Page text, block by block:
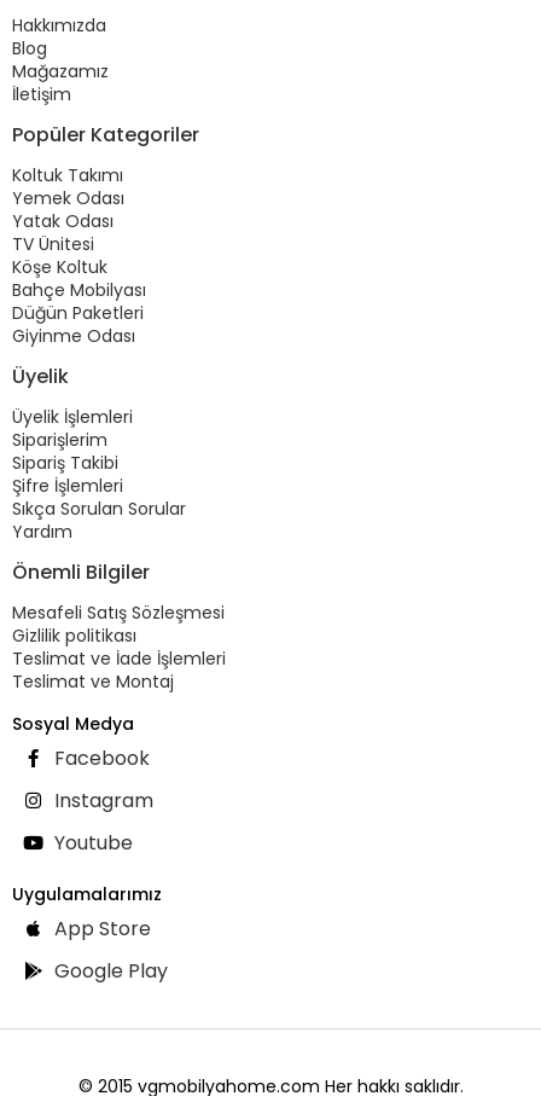
Hakkımızda
Blog
Mağazamız
İletişim
Popüler Kategoriler
Koltuk Takımı
Yemek Odası
Yatak Odası
TV Ünitesi
Köşe Koltuk
Bahçe Mobilyası
Düğün Paketleri
Giyinme Odası
Üyelik
Üyelik İşlemleri
Siparişlerim
Sipariş Takibi
Şifre İşlemleri
Sıkça Sorulan Sorular
Yardım
Önemli Bilgiler
Mesafeli Satış Sözleşmesi
Gizlilik politikası
Teslimat ve İade İşlemleri
Teslimat ve Montaj
Sosyal Medya
Facebook
Instagram
Youtube
Uygulamalarımız
App Store
Google Play
© 2015 vgmobilyahome.com Her hakkı saklıdır.